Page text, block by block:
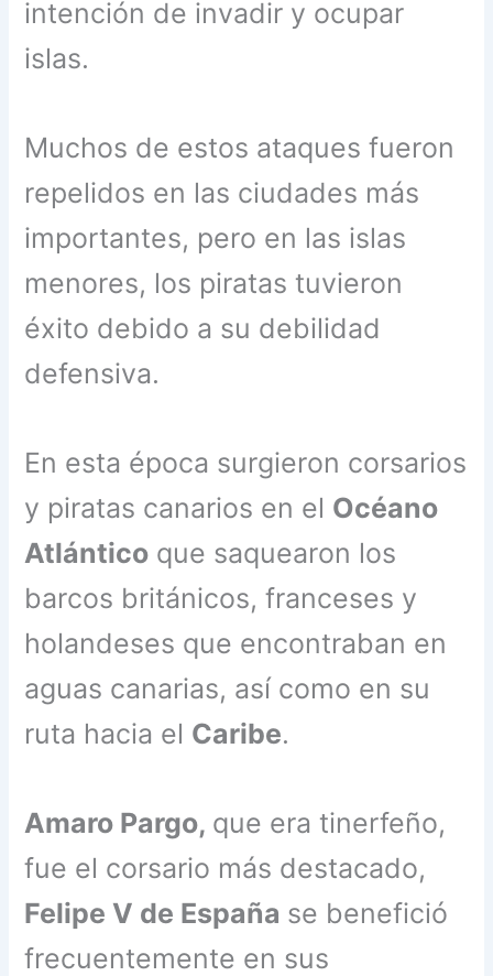
intención de invadir y ocupar
islas.
Muchos de estos ataques fueron
repelidos en las ciudades más
importantes, pero en las islas
menores, los piratas tuvieron
éxito debido a su debilidad
defensiva.
En esta época surgieron corsarios
y piratas canarios en el Océano
Atlántico que saquearon los
barcos británicos, franceses y
holandeses que encontraban en
aguas canarias, así como en su
ruta hacia el Caribe.
Amaro Pargo, que era tinerfeño,
fue el corsario más destacado,
Felipe V de España se benefició
frecuentemente en sus